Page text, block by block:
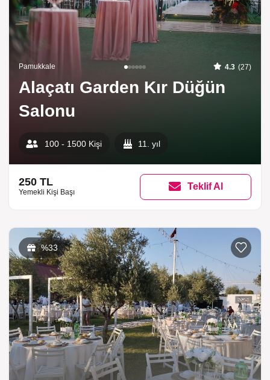
Pamukkale 4.3 (27)
Alaçatı Garden Kır Düğün
Salonu
100 - 1500 Kişi 11. yıl
250 TL
Yemekli Kişi Başı
Teklif Al
%33